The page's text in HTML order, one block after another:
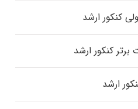
کنکور ارشد
برتر کنکور ارشد
ارشد